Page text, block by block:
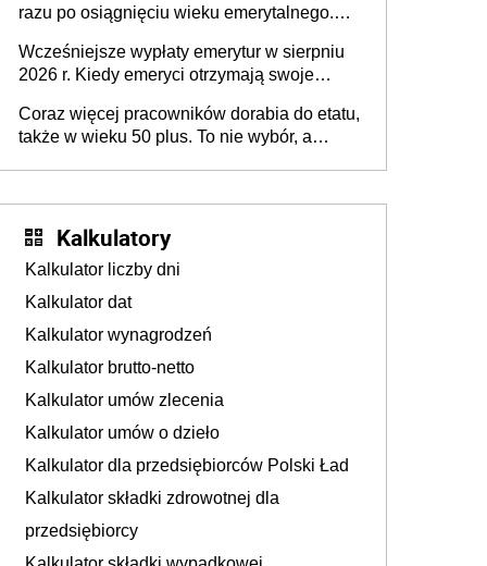
razu po osiągnięciu wieku emerytalnego.
dłużej, ale czy jest w stanie? Pracownicy
45+ to siła napędowa gospodarki
Wcześniejsze wypłaty emerytur w sierpniu
2026 r. Kiedy emeryci otrzymają swoje
Coraz więcej pracowników dorabia do etatu,
także w wieku 50 plus. To nie wybór, a
Kalkulatory
Kalkulator liczby dni
Kalkulator dat
Kalkulator wynagrodzeń
Kalkulator brutto-netto
Kalkulator umów zlecenia
Kalkulator umów o dzieło
Kalkulator dla przedsiębiorców Polski Ład
Kalkulator składki zdrowotnej dla
przedsiębiorcy